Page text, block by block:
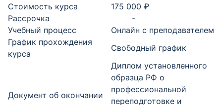
Стоимость курса
175 000 ₽
Рассрочка
-
Учебный процесс
Онлайн с преподавателем
График прохождения
курса
Свободный график
Документ об окончании
Диплом установленного
образца РФ о
профессиональной
переподготовке и